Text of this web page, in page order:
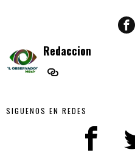
Redaccion
SIGUENOS EN REDES